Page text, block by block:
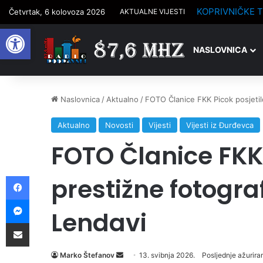
Open toolbar
Četvrtak, 6 kolovoza 2026 AKTUALNE VIJESTI
NASLOVNICA
Naslovnica / Aktualno / FOTO Članice FKK Picok
Aktualno Novosti Vijesti Vijesti iz Đurđevca
FOTO Članice
prestižne
Lendavi
Marko Štefanov 13. svibnja 2026. Posljednje
Messenger